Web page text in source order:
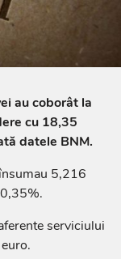
au coborât la
cu 18,35
datele BNM.
5,216
serviciului